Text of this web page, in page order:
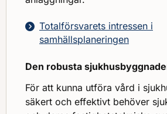
Totalförsvarets intressen i
samhällsplaneringen
Den robusta
För att kunna utföra vård i
säkert och effektivt behöver